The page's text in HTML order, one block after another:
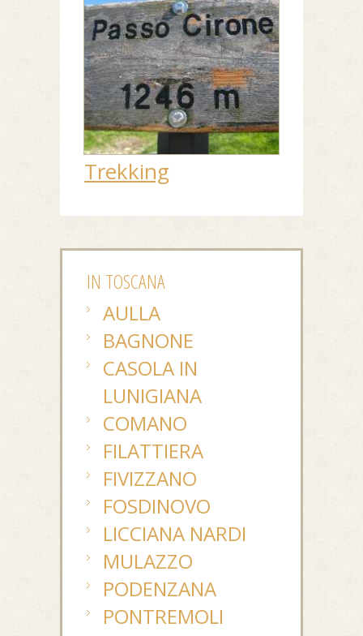
Trekking
IN TOSCANA
AULLA
BAGNONE
CASOLA IN
LUNIGIANA
COMANO
FILATTIERA
FIVIZZANO
FOSDINOVO
LICCIANA NARDI
MULAZZO
PODENZANA
PONTREMOLI